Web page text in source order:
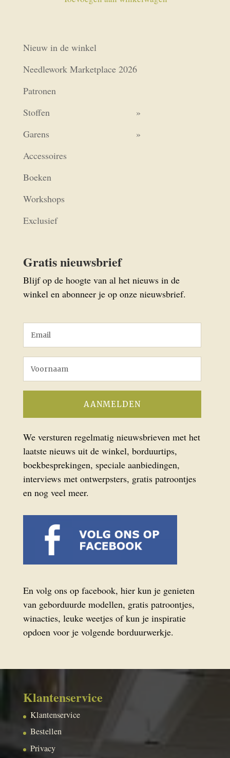
Nieuw in de winkel
Needlework Marketplace 2026
Patronen
Stoffen
Garens
Accessoires
Boeken
Workshops
Exclusief
Gratis nieuwsbrief
Blijf op de hoogte van al het nieuws in de
winkel en abonneer je op onze nieuwsbrief.
We versturen regelmatig nieuwsbrieven met het
laatste nieuws uit de winkel, borduurtips,
boekbesprekingen, speciale aanbiedingen,
interviews met ontwerpsters, gratis patroontjes
en nog veel meer.
En volg ons op facebook, hier kun je genieten
van geborduurde modellen, gratis patroontjes,
winacties, leuke weetjes of kun je inspiratie
opdoen voor je volgende borduurwerkje.
Klantenservice
Klantenservice
Bestellen
Privacy